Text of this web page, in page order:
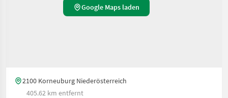
Google Maps laden
2100 Korneuburg Niederösterreich
405.62 km entfernt